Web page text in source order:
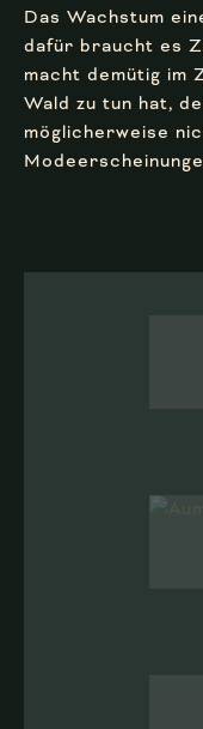
Das Wachstum
dafür braucht es
macht demütig im
Wald zu tun hat,
möglicherweise